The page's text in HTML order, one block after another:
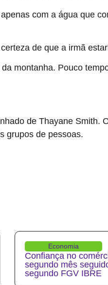
com a água que
de que a irmã
montanha. Pouco
de Thayane Smith.
grupos de pessoas.
Economia
Confiança no
segundo mês
segundo FGV IBRE